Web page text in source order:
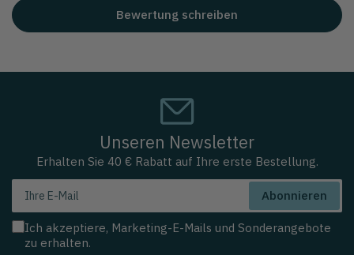
Bewertung schreiben
Unseren Newsletter
Erhalten Sie 40 € Rabatt auf Ihre erste Bestellung.
Mail
Abonnieren
Ich akzeptiere, Marketing-E-Mails und Sonderangebote
zu erhalten.